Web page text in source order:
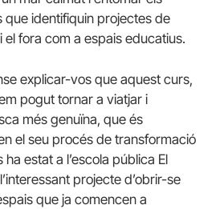
identifiquin projectes de
fora com a espais educatius.
explicar-vos que aquest curs,
pogut tornar a viatjar i
més genuïna, que és
el seu procés de transformació
estat a l’escola pública El
projecte d’obrir-se
que ja comencen a